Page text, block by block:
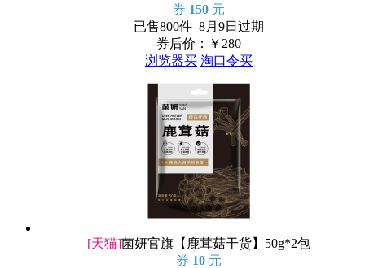
券 150 元
已售800件 8月9日过期
券后价：￥ 280
浏览器买 淘口令买
[天猫]菌妍官旗【鹿茸菇干货】50g*2包
券 10 元